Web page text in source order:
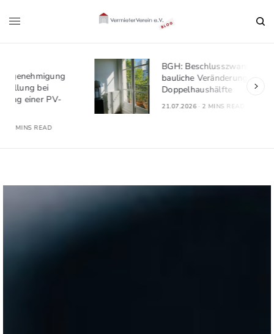
BGH: Beschlusszwang für
bauliche Veränderungen bei
Doppelhaushälfte
21.07.2026 2 MINS READ